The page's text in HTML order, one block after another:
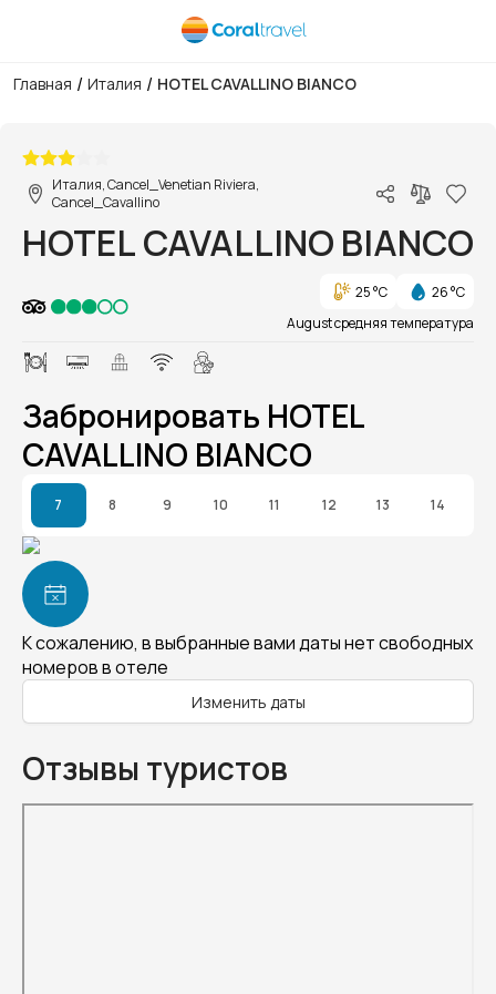
Главная / Италия / HOTEL CAVALLINO BIANCO
Италия, Cancel_Venetian Riviera,
Cancel_Cavallino
HOTEL CAVALLINO BIANCO
25 °C
26 °C
August средняя температура
Забронировать HOTEL
CAVALLINO BIANCO
7 8 9 10 11 12 13 14
К сожалению, в выбранные вами даты нет свободных
номеров в отеле
Изменить даты
Отзывы туристов